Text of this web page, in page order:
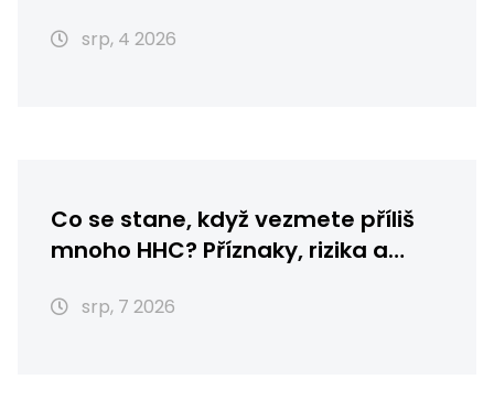
srp, 4 2026
Co se stane, když vezmete příliš
mnoho HHC? Příznaky, rizika a
srp, 7 2026